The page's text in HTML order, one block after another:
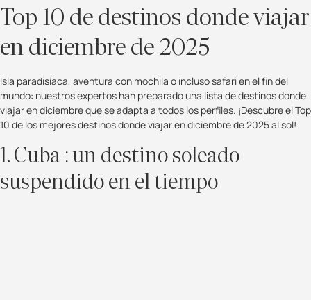
Top 10 de destinos donde viajar
en diciembre de 2025
Isla paradisíaca, aventura con mochila o incluso safari en el fin del
mundo: nuestros expertos han preparado una lista de destinos donde
viajar en diciembre que se adapta a todos los perfiles. ¡Descubre el Top
10 de los mejores destinos donde viajar en diciembre de 2025 al sol!
1. Cuba : un destino soleado
suspendido en el tiempo